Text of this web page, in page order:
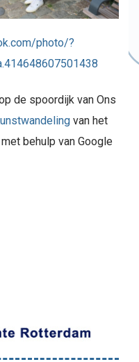
photo/?
de spoordijk van Ons
van het
behulp van Google